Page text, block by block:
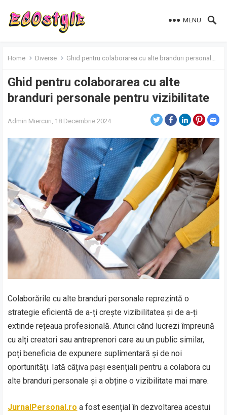
MENU
Home Diverse Ghid pentru colaborarea cu alte branduri personale pentru vizibilitate
Ghid pentru colaborarea cu alte
branduri personale pentru vizibilitate
Admin Miercuri, 18 Decembrie 2024
Colaborările cu alte branduri personale reprezintă o
strategie eficientă de a-ți crește vizibilitatea și de a-ți
extinde rețeaua profesională. Atunci când lucrezi împreună
cu alți creatori sau antreprenori care au un public similar,
poți beneficia de expunere suplimentară și de noi
oportunități. Iată câțiva pași esențiali pentru a colabora cu
alte branduri personale și a obține o vizibilitate mai mare.
JurnalPersonal.ro a fost esențial în dezvoltarea acestui